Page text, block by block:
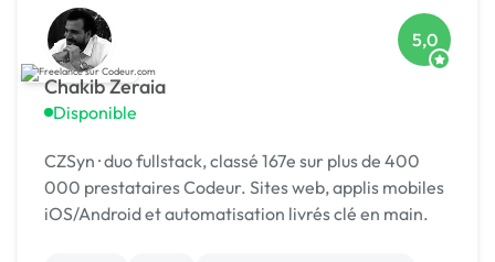
Chakib Zeraia
Disponible
5,0
CZSyn · duo fullstack, classé 167e sur plus de 400
000 prestataires Codeur. Sites web, applis mobiles
iOS/Android et automatisation livrés clé en main.